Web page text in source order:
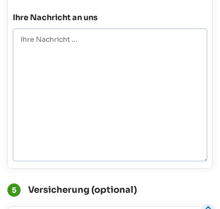
Ihre Nachricht an uns
5 Versicherung (optional)